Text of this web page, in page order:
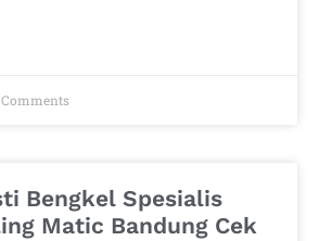
Comments
Bengkel Spesialis
Matic Bandung Cek